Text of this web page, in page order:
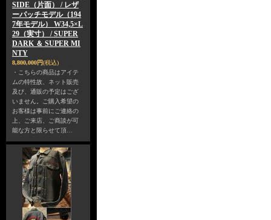
SIDE（片面） / レザ
ーパッチモデル（194
7年モデル） W34,5×L
29（実寸） / SUPER
DARK ＆ SUPER MI
NTY
8,800,000円(税込)
・こちらの商品はアイテ
ムの特性故、ネット販売
及び、通販の予定はござ
いません。ご購入希望の
お客様は事前にご連絡の
上、ご来店、ご商談が可
能な方と限らせて頂…